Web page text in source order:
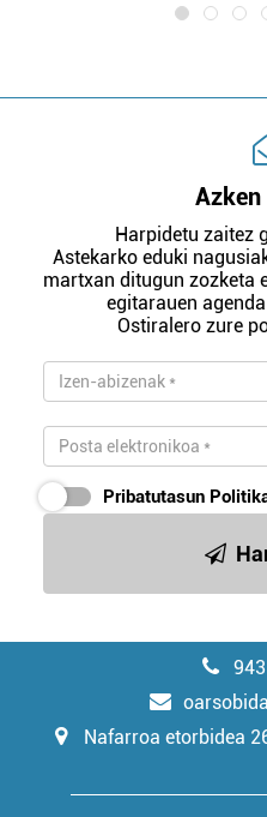
Harpidetu zaitez
Astekarko eduki
martxan ditugun zozketa
egitarauen
Ostiralero zure
Pribatutasun
Nafarroa etorbidea